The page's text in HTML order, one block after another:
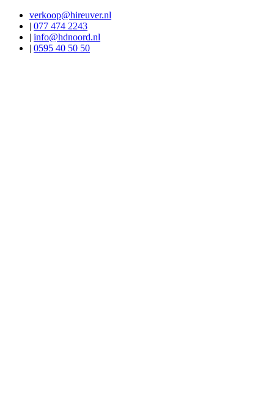
verkoop@hireuver.nl
| 077 474 2243
| info@hdnoord.nl
| 0595 40 50 50